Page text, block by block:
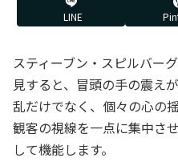
LINE
スティーブン・スピルバー
見すると、冒頭の手の震え
乱だけでなく、個々の心の
観客の視線を一点に集中さ
して機能します。